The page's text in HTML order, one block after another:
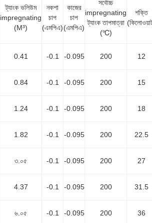
ট্যাংক ভলিউম
impregnating
(M³)
নকশা
চাপ
(এমপিএ)
কাজের
চাপ
(এমপিএ)
সর্বোচ্চ
impregnating
ট্যাংক তাপমাত্রা
(℃)
শক্তি
0.41 -0.1 -0.095 200 12
0.84 -0.1 -0.095 200 15
1.24 -0.1 -0.095 200 18
1.82 -0.1 -0.095 200 22.5
৩.০৫ -0.1 -0.095 200 27
4.37 -0.1 -0.095 200 31.5
৬.০৫ -0.1 -0.095 200 36